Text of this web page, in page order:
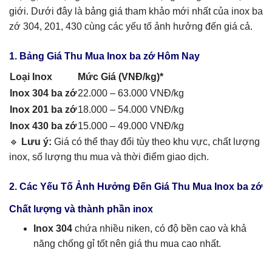
giới. Dưới đây là bảng giá tham khảo mới nhất của inox ba
zớ 304, 201, 430 cùng các yếu tố ảnh hưởng đến giá cả.
1. Bảng Giá Thu Mua Inox ba zớ Hôm Nay
Loại Inox
Mức Giá (VNĐ/kg)*
Inox 304 ba zớ22.000 – 63.000 VNĐ/kg
Inox 201 ba zớ18.000 – 54.000 VNĐ/kg
Inox 430 ba zớ15.000 – 49.000 VNĐ/kg
🔹
Lưu ý: Giá có thể thay đổi tùy theo khu vực, chất lượng
inox, số lượng thu mua và thời điểm giao dịch.
2. Các Yếu Tố Ảnh Hưởng Đến Giá Thu Mua Inox ba zớ
Chất lượng và thành phần inox
Inox 304 chứa nhiều niken, có độ bền cao và khả
năng chống gỉ tốt nên giá thu mua cao nhất.